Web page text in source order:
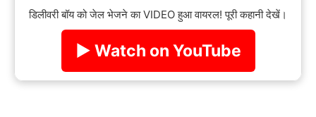
डिलीवरी बॉय को जेल भेजने का VIDEO हुआ वायरल! पूरी कहानी देखें।
▶ Watch on YouTube